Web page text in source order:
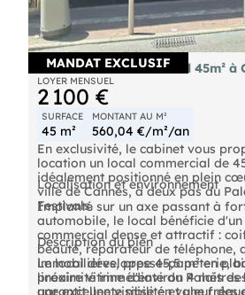
MANDAT EXCLUSIF
A louer local commercial 45m² à
LOYER MENSUEL
2 100 €
SURFACE
45 m²
MONTANT AU M²
560,04 €/m²/an
En exclusivité, le cabinet vous
location un local commercial de
idéalement positionné en plein
ville de Cannes, à deux pas du
Festivals.
Localisation et environnement
Implanté sur un axe passant à
automobile, le local bénéficie
commercial dense et attractif :
beauté, réparateur de téléphone,
immobilières, presse-papeterie,
proximité immédiate du Palais
garantit une visibilité et une
Description du bien
Le local développe 45,5 m² en
linéaire vitrine d'environ 4 mètres
une excellente mise en valeur des